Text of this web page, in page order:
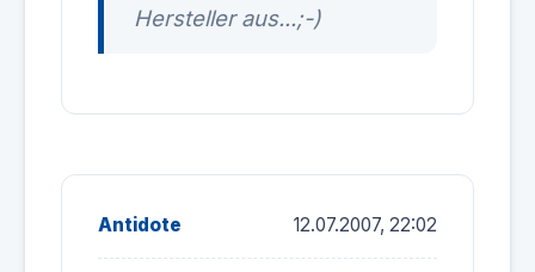
Hersteller aus...;-)
Antidote 12.07.2007, 22:02